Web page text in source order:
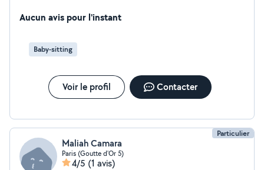
Aucun avis pour l'instant
Baby-sitting
Voir le profil Contacter
Particulier
Maliah Camara
Paris (Goutte d'Or 5)
4/5 (1 avis)